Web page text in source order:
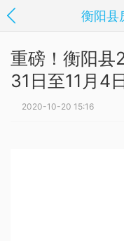
衡阳县
重磅！衡阳县
31日至11月4
2020-10-20 15:16